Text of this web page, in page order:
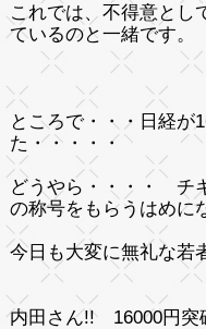
これでは、不得意とし
ているのと一緒です。
ところで・・・日経が
た・・・・・
どうやら・・・・
の称号をもらうはめに
今日も大変に無礼な若
内田さん!! 16000円